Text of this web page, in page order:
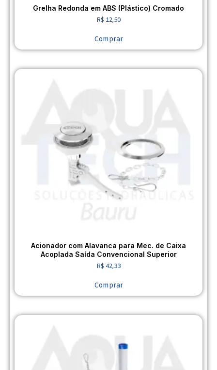
Grelha Redonda em ABS (Plástico) Cromado
R$ 12,50
Comprar
Acionador com Alavanca para Mec. de Caixa
Acoplada Saída Convencional Superior
R$ 42,33
Comprar